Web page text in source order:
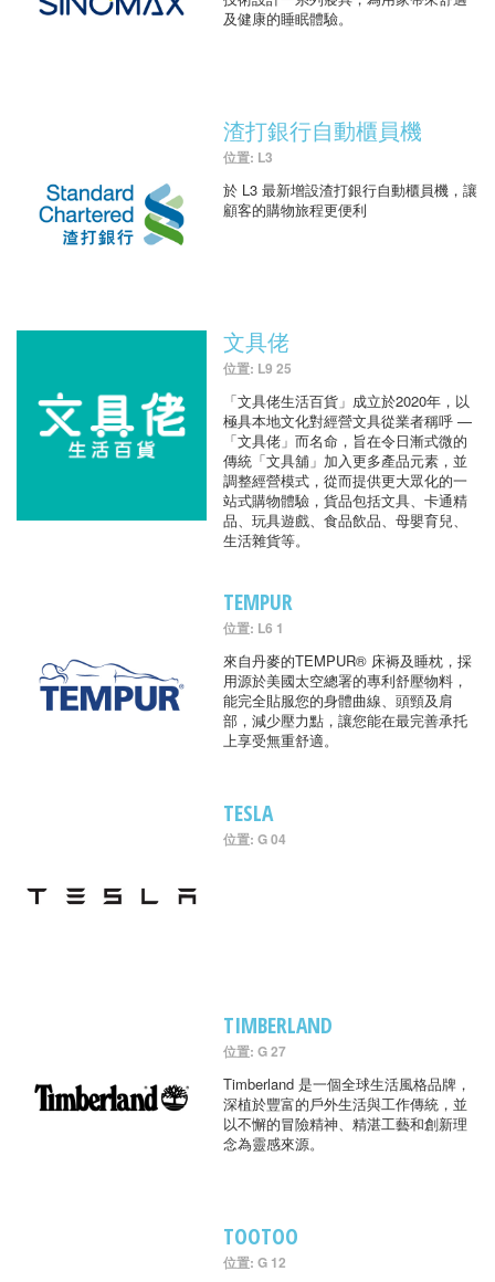
及健康的睡眠體驗。
渣打銀行自動櫃員機
位置: L3
於 L3 最新增設渣打銀行自動櫃員機，讓
顧客的購物旅程更便利
文具佬
位置: L9 25
「文具佬生活百貨」成立於2020年，以
極具本地文化對經營文具從業者稱呼 —
「文具佬」而名命，旨在令日漸式微的
傳統「文具舖」加入更多產品元素，並
調整經營模式，從而提供更大眾化的一
站式購物體驗，貨品包括文具、卡通精
品、玩具遊戲、食品飲品、母嬰育兒、
生活雜貨等。
TEMPUR
位置: L6 1
來自丹麥的TEMPUR® 床褥及睡枕，採
用源於美國太空總署的專利舒壓物料，
能完全貼服您的身體曲線、頭頸及肩
部，減少壓力點，讓您能在最完善承托
上享受無重舒適。
TESLA
位置: G 04
TIMBERLAND
位置: G 27
Timberland 是一個全球生活風格品牌，
深植於豐富的戶外生活與工作傳統，並
以不懈的冒險精神、精湛工藝和創新理
念為靈感來源。
TOOTOO
位置: G 12